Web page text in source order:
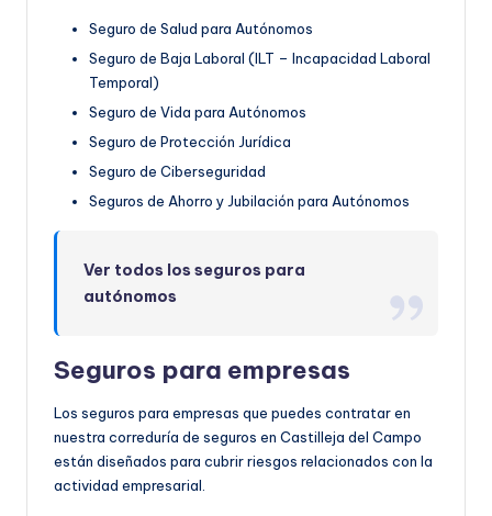
Seguro de Salud para Autónomos
Seguro de Baja Laboral (ILT – Incapacidad Laboral
Temporal)
Seguro de Vida para Autónomos
Seguro de Protección Jurídica
Seguro de Ciberseguridad
Seguros de Ahorro y Jubilación para Autónomos
Ver todos los seguros para
autónomos
Seguros para empresas
Los seguros para empresas que puedes contratar en
nuestra correduría de seguros en Castilleja del Campo
están diseñados para cubrir riesgos relacionados con la
actividad empresarial.